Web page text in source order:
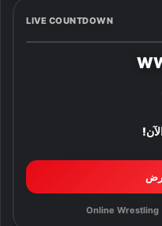
LIVE COUNTDOWN
Online Wrestling